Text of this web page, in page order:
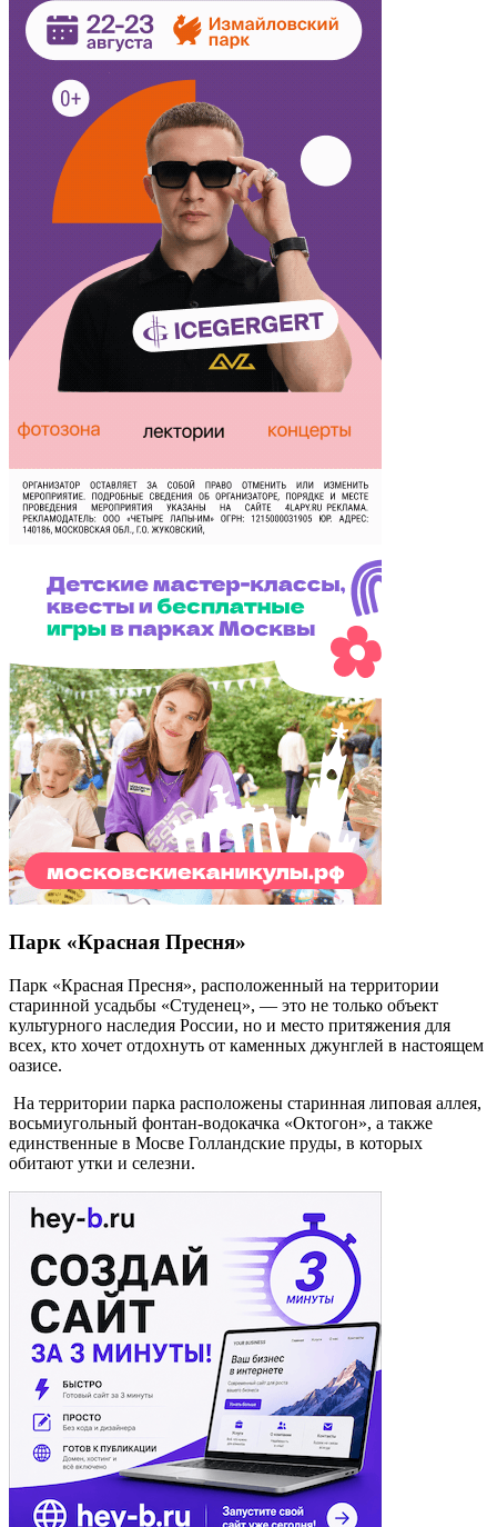
Парк «Красная Пресня»
Парк «Красная Пресня», расположенный на территории
старинной усадьбы «Студенец», — это не только объект
культурного наследия России, но и место притяжения для
всех, кто хочет отдохнуть от каменных джунглей в настоящем
оазисе.
На территории парка расположены старинная липовая аллея,
восьмиугольный фонтан-водокачка «Октогон», а также
единственные в Мосве Голландские пруды, в которых
обитают утки и селезни.